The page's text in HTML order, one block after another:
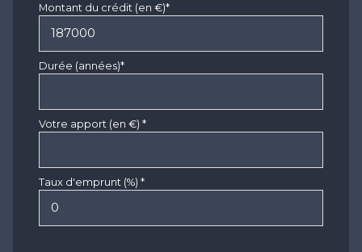
Montant du crédit (en €)*
Durée (années)*
Votre apport (en €) *
Taux d'emprunt (%) *